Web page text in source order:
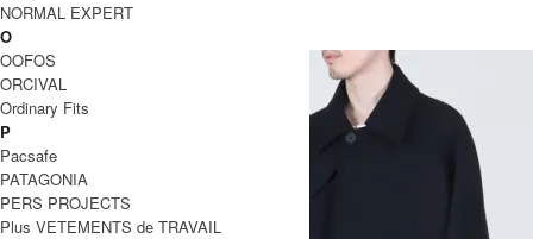
STUDIO NICHOLSON
スタジオニコルソン
NORMAL EXPERT
O
OOFOS
ORCIVAL
Ordinary Fits
P
Pacsafe
PATAGONIA
PERS PROJECTS
Plus VETEMENTS de TRAVAIL